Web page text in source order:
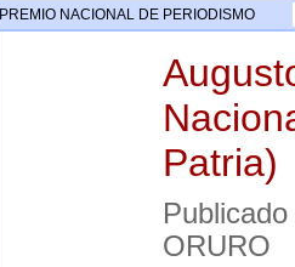
PREMIO NACIONAL DE PERIODISMO
Patria)
ORURO